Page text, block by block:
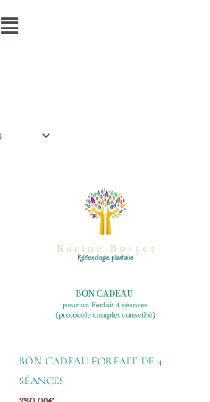
MENU
BON CADEAU FORFAIT DE 4
SÉANCES